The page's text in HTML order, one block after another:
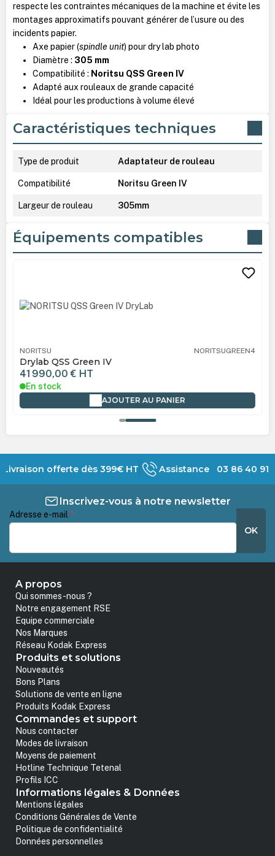
respecte les contraintes mécaniques de la machine et évite les
montages approximatifs pouvant générer de l’usure ou des
incidents papier.
Axe papier (spindle unit) pour dry lab photo
Diamètre : 305 mm
Compatibilité : Noritsu QSS Green IV
Adapté aux rouleaux de grande capacité
Idéal pour les productions à volume élevé
Caractéristiques techniques
Type de produit Adaptateur de rouleau
Compatibilité Noritsu Green IV
Largeur de rouleau 305mm
Équipements compatibles
NORITSU NORITSUGREEN4
Drylab QSS Green IV
41 990,00 € HT
En stock
AJOUTER AU PANIER
Livraison offerte dès 399€ HT Assistance 03 86 40 91
Inscrivez-vous à notre newsletter
Adresse e-mail *
OK
A propos
Qui sommes-nous ?
Notre engagement RSE
Equipe commerciale
Nos Marques
Réseau Kodak Express
Produits et solutions
Nouveautés
Bons Plans
Solutions de vente en ligne
Produits Kodak Express
Commandes et support
Nous contacter
Modes de livraison
Moyens de paiement
Hotline Technique Tetenal
Profils ICC
Informations légales & Données
Mentions légales
Conditions Générales de Vente
Politique de confidentialité
Données personnelles